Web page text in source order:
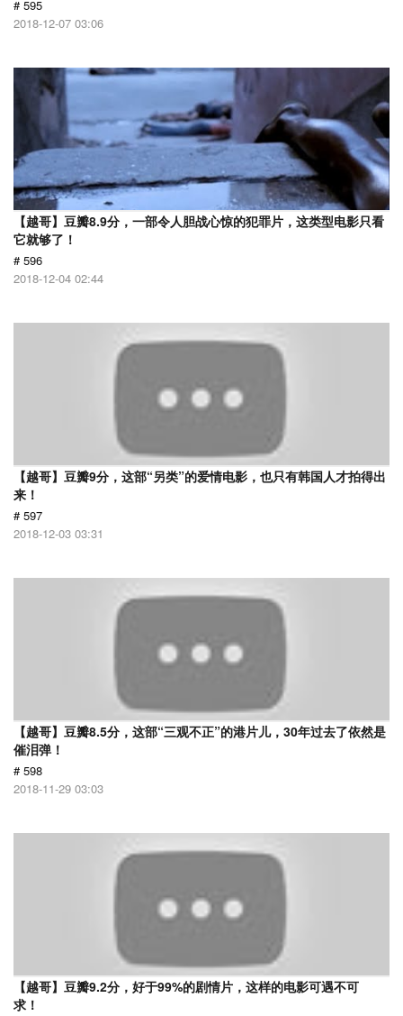
# 595
2018-12-07 03:06
【越哥】豆瓣8.9分，一部令人胆战心惊的犯罪片，这类型电影只看
它就够了！
# 596
2018-12-04 02:44
【越哥】豆瓣9分，这部“另类”的爱情电影，也只有韩国人才拍得出
来！
# 597
2018-12-03 03:31
【越哥】豆瓣8.5分，这部“三观不正”的港片儿，30年过去了依然是
催泪弹！
# 598
2018-11-29 03:03
【越哥】豆瓣9.2分，好于99%的剧情片，这样的电影可遇不可
求！